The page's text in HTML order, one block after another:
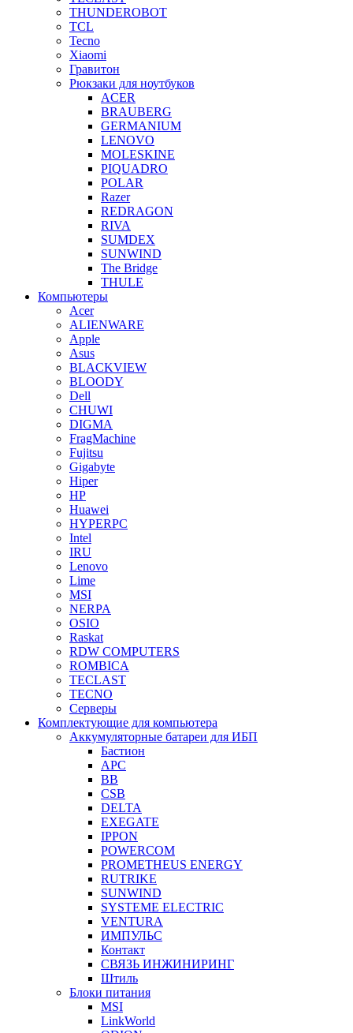
THUNDEROBOT
TCL
Tecno
Xiaomi
Гравитон
Рюкзаки для ноутбуков
ACER
BRAUBERG
GERMANIUM
LENOVO
MOLESKINE
PIQUADRO
POLAR
Razer
REDRAGON
RIVA
SUMDEX
SUNWIND
The Bridge
THULE
Компьютеры
Acer
ALIENWARE
Apple
Asus
BLACKVIEW
BLOODY
Dell
CHUWI
DIGMA
FragMachine
Fujitsu
Gigabyte
Hiper
HP
Huawei
HYPERPC
Intel
IRU
Lenovo
Lime
MSI
NERPA
OSIO
Raskat
RDW COMPUTERS
ROMBICA
TECLAST
TECNO
Серверы
Комплектующие для компьютера
Аккумуляторные батареи для ИБП
Бастион
APC
BB
CSB
DELTA
EXEGATE
IPPON
POWERCOM
PROMETHEUS ENERGY
RUTRIKE
SUNWIND
SYSTEME ELECTRIC
VENTURA
ИМПУЛЬС
Контакт
СВЯЗЬ ИНЖИНИРИНГ
Штиль
Блоки питания
MSI
LinkWorld